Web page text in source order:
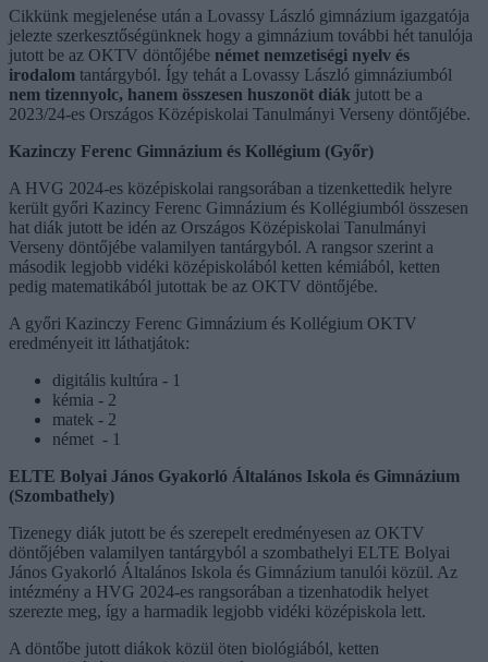
Cikkünk megjelenése után a Lovassy László gimnázium igazgatója
jelezte szerkesztőségünknek hogy a gimnázium további hét tanulója
jutott be az OKTV döntőjébe német nemzetiségi nyelv és
irodalom tantárgyból. Így tehát a Lovassy László gimnáziumból
nem tizennyolc, hanem összesen huszonöt diák jutott be a
2023/24-es Országos Középiskolai Tanulmányi Verseny döntőjébe.
Kazinczy Ferenc Gimnázium és Kollégium (Győr)
A HVG 2024-es középiskolai rangsorában a tizenkettedik helyre
került győri Kazincy Ferenc Gimnázium és Kollégiumból összesen
hat diák jutott be idén az Országos Középiskolai Tanulmányi
Verseny döntőjébe valamilyen tantárgyból. A rangsor szerint a
második legjobb vidéki középiskolából ketten kémiából, ketten
pedig matematikából jutottak be az OKTV döntőjébe.
A győri Kazinczy Ferenc Gimnázium és Kollégium OKTV
eredményeit itt láthatjátok:
digitális kultúra - 1
kémia - 2
matek - 2
német - 1
ELTE Bolyai János Gyakorló Általános Iskola és Gimnázium
(Szombathely)
Tizenegy diák jutott be és szerepelt eredményesen az OKTV
döntőjében valamilyen tantárgyból a szombathelyi ELTE Bolyai
János Gyakorló Általános Iskola és Gimnázium tanulói közül. Az
intézmény a HVG 2024-es rangsorában a tizenhatodik helyet
szerezte meg, így a harmadik legjobb vidéki középiskola lett.
A döntőbe jutott diákok közül öten biológiából, ketten